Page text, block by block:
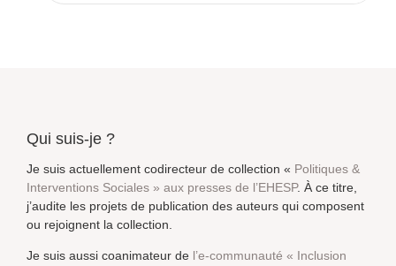
Qui suis-je ?
Je suis actuellement codirecteur de collection « Politiques &
Interventions Sociales » aux presses de l’EHESP. À ce titre,
j’audite les projets de publication des auteurs qui composent
ou rejoignent la collection.
Je suis aussi coanimateur de l’e-communauté « Inclusion